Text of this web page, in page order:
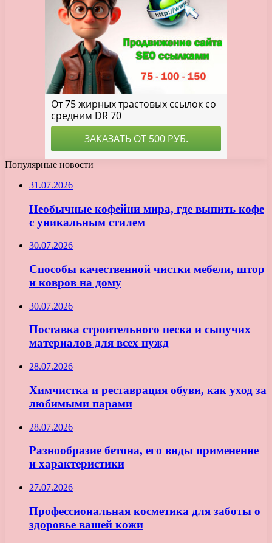
Популярные новости
31.07.2026
Необычные кофейни мира, где выпить кофе
с уникальным стилем
30.07.2026
Способы качественной чистки мебели, штор
и ковров на дому
30.07.2026
Поставка строительного песка и сыпучих
материалов для всех нужд
28.07.2026
Химчистка и реставрация обуви, как уход за
любимыми парами
28.07.2026
Разнообразие бетона, его виды применение
и характеристики
27.07.2026
Профессиональная косметика для заботы о
здоровье вашей кожи